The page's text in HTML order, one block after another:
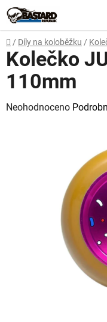
Přejít
na
obsah
Domů
/ Díly na koloběžku /
Kolečko
110mm
Průměrné
Neohodnoceno